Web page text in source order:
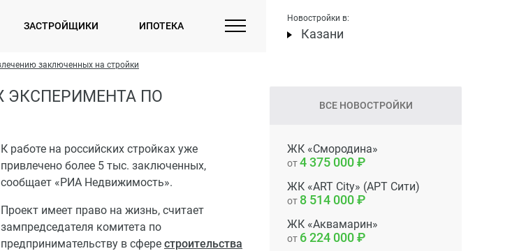
ЗАСТРОЙЩИКИ ИПОТЕКА
Новостройки в:
Казани
заключенных на стройки
ЭКСПЕРИМЕНТА ПО
К работе на российских стройках уже
привлечено более 5 тыс. заключенных,
сообщает «РИА Недвижимость».
Проект имеет право на жизнь, считает
зампредседателя комитета по
предпринимательству в сфере строительства
ВСЕ НОВОСТРОЙКИ
ЖК «Смородина»
от4 375 000
ЖК «ART City» (АРТ Сити)
от 8 514 000
ЖК «Аквамарин»
от 6 224 000